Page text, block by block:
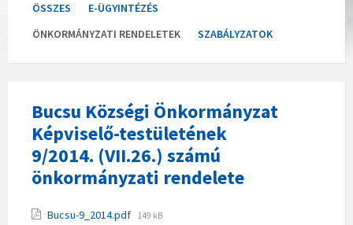
ÖSSZES
E-ÜGYINTÉZÉS
ÖNKORMÁNYZATI RENDELETEK
SZABÁLYZATOK
Bucsu Községi Önkormányzat
Képviselő-testületének
9/2014. (VII.26.) számú
önkormányzati rendelete
Csatolmányok
Bucsu-9_2014.pdf File
149 kB